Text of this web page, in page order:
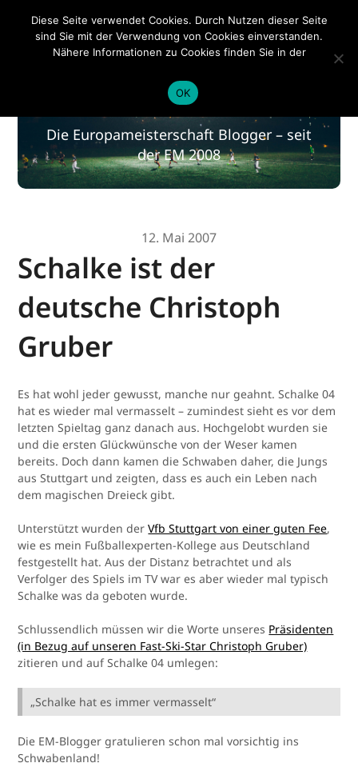
EM 2020
EM 2020
Die Europameisterschaft Blogger – seit
der EM 2008
12. Mai 2007
Schalke ist der
deutsche Christoph
Gruber
Es hat wohl jeder gewusst, manche nur geahnt. Schalke 04
hat es wieder mal vermasselt – zumindest sieht es vor dem
letzten Spieltag ganz danach aus. Hochgelobt wurden sie
und die ersten Glückwünsche von der Weser kamen
bereits. Doch dann kamen die Schwaben daher, die Jungs
aus Stuttgart und zeigten, dass es auch ein Leben nach
dem magischen Dreieck gibt.
Unterstützt wurden derVfb Stuttgart von einer guten Fee,
wie es mein Fußballexperten-Kollege aus Deutschland
festgestellt hat. Aus der Distanz betrachtet und als
Verfolger des Spiels im TV war es aber wieder mal typisch
Schalke was da geboten wurde.
Schlussendlich müssen wir die Worte unseres Präsidenten
(in Bezug auf unseren Fast-Ski-Star Christoph Gruber)
zitieren und auf Schalke 04 umlegen:
„Schalke hat es immer vermasselt“
Die EM-Blogger gratulieren schon mal vorsichtig ins
Schwabenland!
Diese Seite verwendet Cookies. Durch Nutzen dieser Seite
sind Sie mit der Verwendung von Cookies einverstanden.
Nähere Informationen zu Cookies finden Sie in der
OK